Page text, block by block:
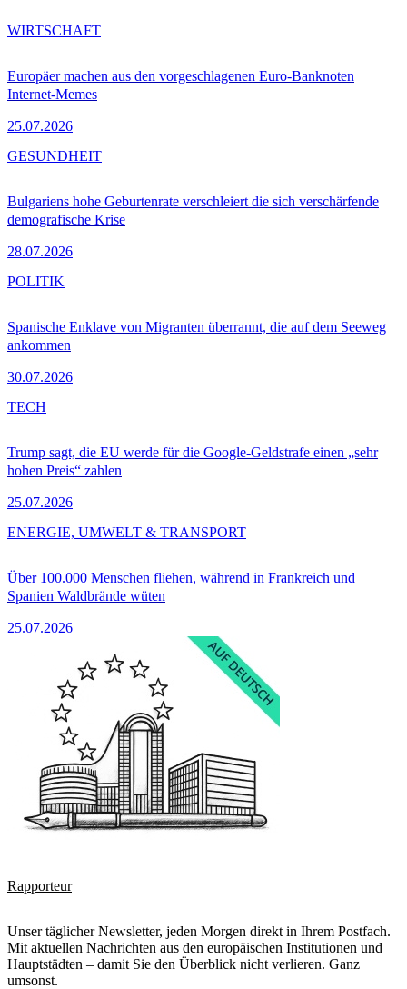
Europäer machen aus den vorgeschlagenen Euro-Banknoten
Internet-Memes
25.07.2026
WIRTSCHAFT
Bulgariens hohe Geburtenrate verschleiert die sich verschärfende
demografische Krise
28.07.2026
GESUNDHEIT
Spanische Enklave von Migranten überrannt, die auf dem Seeweg
ankommen
30.07.2026
POLITIK
Trump sagt, die EU werde für die Google-Geldstrafe einen „sehr
hohen Preis“ zahlen
25.07.2026
TECH
Über 100.000 Menschen fliehen, während in Frankreich und
Spanien Waldbrände wüten
25.07.2026
ENERGIE, UMWELT & TRANSPORT
Rapporteur
Unser täglicher Newsletter, jeden Morgen direkt in Ihrem Postfach.
Mit aktuellen Nachrichten aus den europäischen Institutionen und
Hauptstädten – damit Sie den Überblick nicht verlieren. Ganz
umsonst.